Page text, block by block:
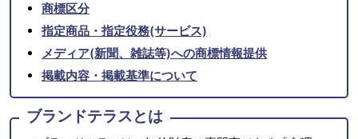
商標区分
指定商品・指定役務(サービス)
メディア(新聞、雑誌等)への商標情報提供
掲載内容・掲載基準について
ブランドテラスとは